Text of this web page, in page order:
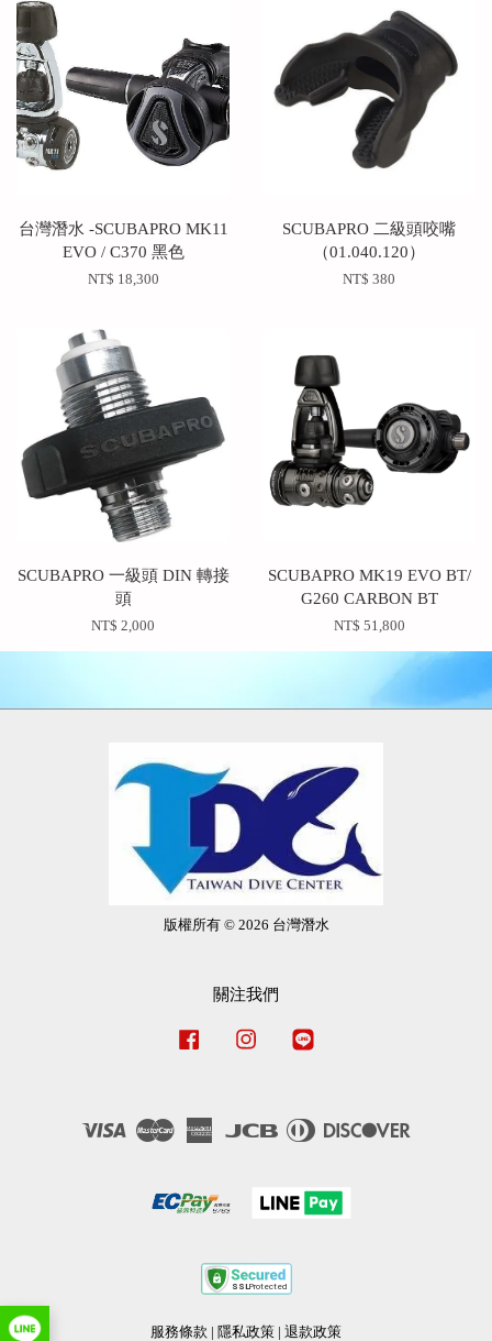
台灣潛水 -SCUBAPRO MK11
EVO / C370 黑色
NT$ 18,300
SCUBAPRO 二級頭咬嘴
（01.040.120）
NT$ 380
SCUBAPRO 一級頭 DIN 轉接
頭
NT$ 2,000
SCUBAPRO MK19 EVO BT/
G260 CARBON BT
NT$ 51,800
版權所有 © 2026 台灣潛水
關注我們
Facebook Instagram
Visa Master
American
JCB
Diners
服務條款 | 隱私政策 | 退款政策